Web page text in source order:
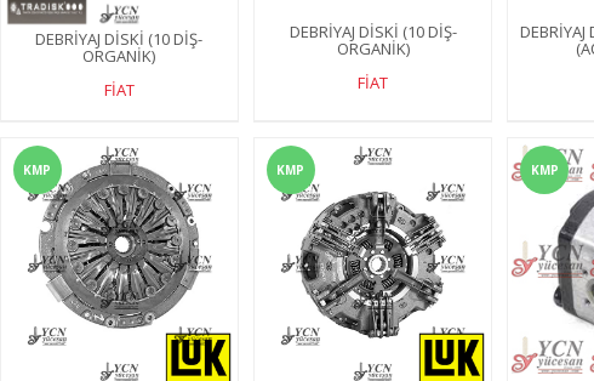
YCN 240 4wd YCN 265 2wd YCN
DEBRİYAJ DİSKİ (10 DİŞ-
ORGANİK)
FİAT
DEBRİYAJ DİSKİ (10 DİŞ-
ORGANİK)
FİAT
KMP KMP KMP